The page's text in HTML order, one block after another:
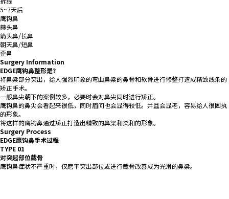
5~7天后
鹰钩鼻
蒜头鼻
箭头鼻/长鼻
朝天鼻/短鼻
歪鼻
Surgery Information
EDGE鹰钩鼻整形是？
将鼻梁部分突出，给人强烈印象的弯曲鼻梁的鼻骨和软骨进行修整打造成精致线条的
矫正手术。
一般鼻尖朝下的案例较多，必要时会对鼻尖同时进行矫正。
鹰钩鼻的鼻尖会看起来很低，同时眉间也会显得较低。并且会显老，容易给人很固执
的形象。
将这样的鹰钩鼻通过矫正打造出精致的鼻梁和柔和的形象。
Surgery Process
EDGE鹰钩鼻手术过程
TYPE 01
对突起部位截骨
鹰钩鼻症状不严重时，仅磨平突出部位或进行截骨改善成为光滑的鼻梁。